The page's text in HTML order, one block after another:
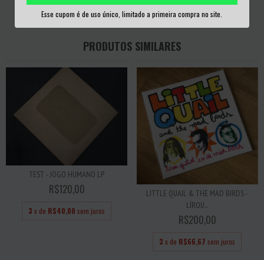
Esse cupom é de uso único, limitado a primeira compra no site.
PRODUTOS SIMILARES
TEST - JOGO HUMANO LP
R$120,00
3 x de R$40,00 sem juros
LITTLE QUAIL & THE MAD BIRDS -
LÍROU...
R$200,00
3 x de R$66,67 sem juros